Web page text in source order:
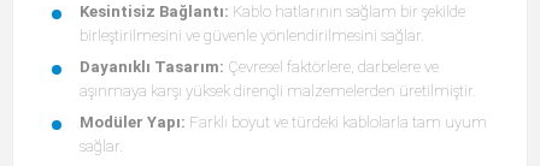
Kesintisiz Bağlantı: Kablo hatlarının sağlam bir şekilde
birleştirilmesini ve güvenle yönlendirilmesini sağlar.
Dayanıklı Tasarım: Çevresel faktörlere, darbelere ve
aşınmaya karşı yüksek dirençli malzemelerden üretilmiştir.
Modüler Yapı: Farklı boyut ve türdeki kablolarla tam uyum
sağlar.